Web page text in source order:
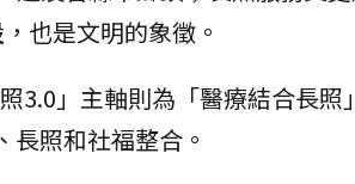
也是文明的象徵。
3.0」主軸則為「醫療結合長照
照和社福整合。